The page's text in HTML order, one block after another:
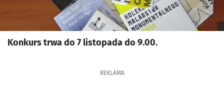
Konkurs trwa do 7 listopada do 9.00.
REKLAMA